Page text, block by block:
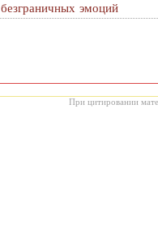
эмоций
При цитировании